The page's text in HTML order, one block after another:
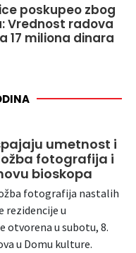
poskupeo zbog
Vrednost radova
17 miliona dinara
umetnost i
fotografija i
bioskopa
fotografija nastalih
rezidencije u
otvorena u subotu, 8.
u Domu kulture.